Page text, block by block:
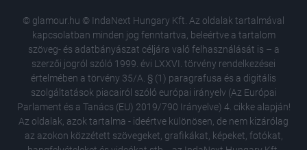
© glamour.hu © IndaNext Hungary Kft. Az oldalak tartalmával
kapcsolatban minden jog fenntartva, beleértve a tartalom
szöveg- és adatbányászat céljára való felhasználását is – a
szerzői jogról szóló 1999. évi LXXVI. törvény rendelkezései
értelmében a törvény 35/A. § (1) paragrafusa és a digitális
szolgáltatások piacairól szóló európai irányelv (Az Európai
Parlament és a Tanács (EU) 2019/790 Irányelve) 4. cikke alapján!
Az oldalak, azok tartalma - ideértve különösen, de nem kizárólag
az azokon közzétett szövegeket, grafikákat, képeket, fotókat,